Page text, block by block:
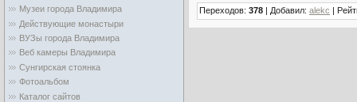
Музеи города Владимира
Действующие монастыри
ВУЗы города Владимира
Веб камеры Владимира
Сунгирская стоянка
Фотоальбом
Каталог сайтов
Переходов: 378 | Добавил: alekc |